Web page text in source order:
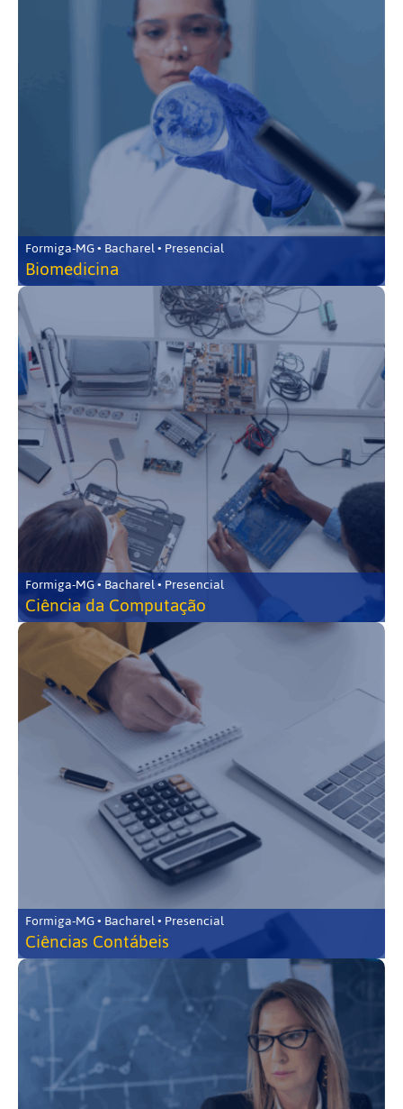
Formiga-MG • Bacharel • Presencial
Biomedicina
Formiga-MG • Bacharel • Presencial
Ciência da Computação
Formiga-MG • Bacharel • Presencial
Ciências Contábeis